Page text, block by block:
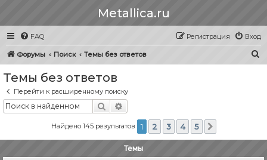
Metallica.ru
FAQ Вход
Регистрация
Форумы Поиск Темы без ответов
Темы без ответов
Перейти к расширенному поиску
Поиск
Найдено 145 результатов 1 2 3 4 5
Темы